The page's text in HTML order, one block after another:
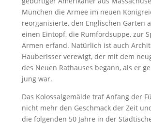
München die Armee im neuen
reorganisierte, den Englischen Garten
einen Eintopf, die Rumfordsuppe, zur
Armen erfand. Natürlich ist auch
Hauberisser verewigt, der mit dem
des Neuen Rathauses begann, als er
jung war.
Das Kolossalgemälde traf Anfang der
nicht mehr den Geschmack der Zeit
die folgenden 50 Jahre in der